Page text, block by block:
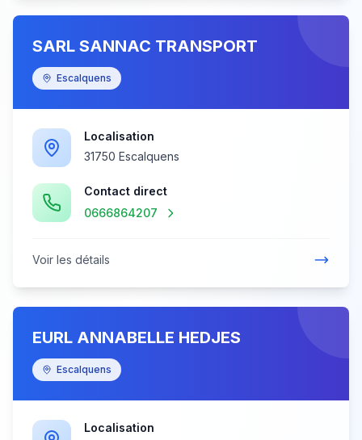
SARL SANNAC TRANSPORT
Escalquens
Localisation
31750 Escalquens
Contact direct
0666864207
Voir les détails
EURL ANNABELLE HEDJES
Escalquens
Localisation